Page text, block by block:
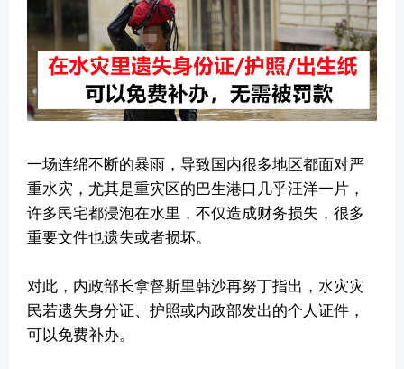
一场连绵不断的暴雨，导致国内很多地区都面对严
重水灾，尤其是重灾区的巴生港口几乎汪洋一片，
许多民宅都浸泡在水里，不仅造成财务损失，很多
重要文件也遗失或者损坏。
对此，内政部长拿督斯里韩沙再努丁指出，水灾灾
民若遗失身分证、护照或内政部发出的个人证件，
可以免费补办。